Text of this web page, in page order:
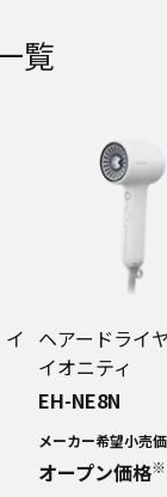
覧
ヘアードラ
イオニティ
EH-NE8N
メーカー希望小売
オープン価格※